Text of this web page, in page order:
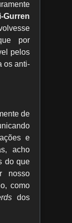
Gurren
por
pelos
os anti-
de
e
acho
do que
nosso
como
dos